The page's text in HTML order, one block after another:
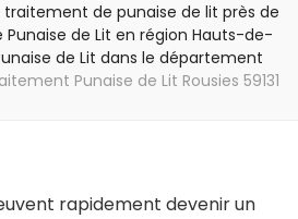
traitement de punaise de lit près de
Punaise de Lit en région Hauts-de-
de Lit dans le département
Punaise de Lit Rousies 59131
rapidement devenir un